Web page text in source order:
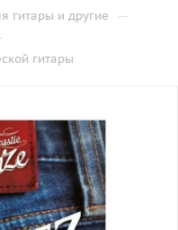
гитары и другие —
гитары